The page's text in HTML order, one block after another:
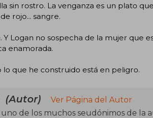
sin rostro. La venganza es un plato
rojo... sangre.
Logan no sospecha de la mujer que
enamorada.
que he construido está en peligro.
(Autor)
Ver Página del Autor
uno de los muchos seudónimos de la